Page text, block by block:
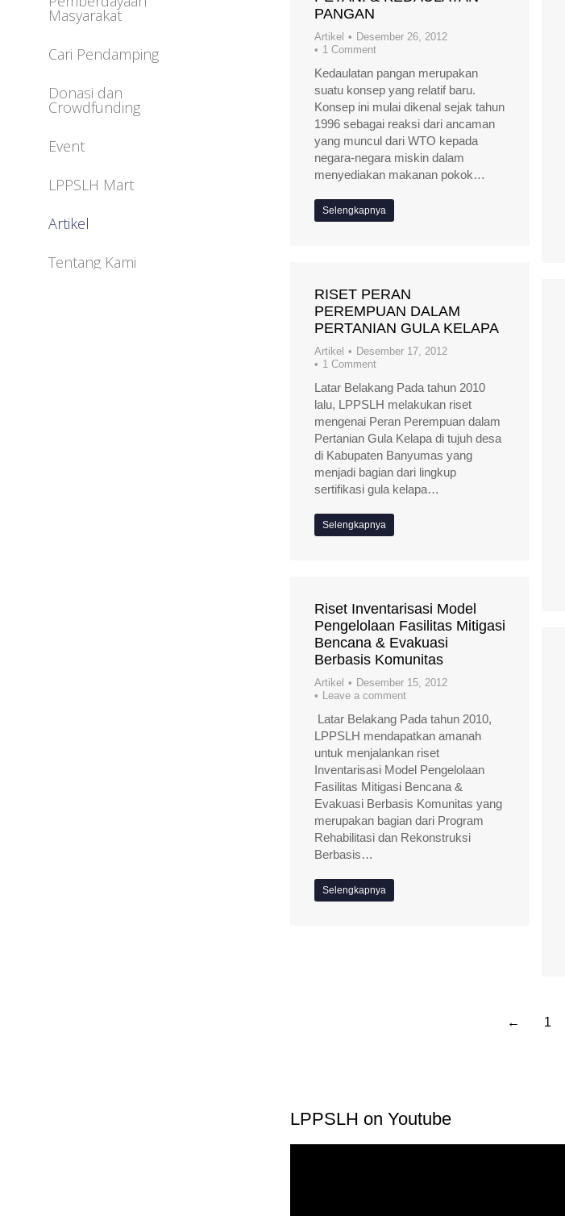
PANGAN
Artikel
Desember 26, 2012
1 Comment
Kedaulatan pangan merupakan
suatu konsep yang relatif baru.
Konsep ini mulai dikenal sejak tahun
1996 sebagai reaksi dari ancaman
yang muncul dari WTO kepada
negara-negara miskin dalam
menyediakan makanan pokok…
Selengkapnya
RISET PERAN
PEREMPUAN DALAM
PERTANIAN GULA KELAPA
Artikel
Desember 17, 2012
1 Comment
Latar Belakang Pada tahun 2010
lalu, LPPSLH melakukan riset
mengenai Peran Perempuan dalam
Pertanian Gula Kelapa di tujuh desa
di Kabupaten Banyumas yang
menjadi bagian dari lingkup
sertifikasi gula kelapa…
Selengkapnya
Riset Inventarisasi Model
Pengelolaan Fasilitas Mitigasi
Bencana & Evakuasi
Berbasis Komunitas
Artikel
Desember 15, 2012
Leave a comment
Latar Belakang Pada tahun 2010,
LPPSLH mendapatkan amanah
untuk menjalankan riset
Inventarisasi Model Pengelolaan
Fasilitas Mitigasi Bencana &
Evakuasi Berbasis Komunitas yang
merupakan bagian dari Program
Rehabilitasi dan Rekonstruksi
Berbasis…
Selengkapnya
← 1
LPPSLH on Youtube
Masyarakat
Cari Pendamping
Donasi dan
Crowdfunding
Event
LPPSLH Mart
Artikel
Tentang Kami